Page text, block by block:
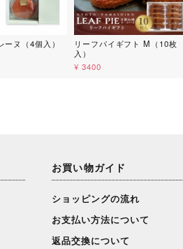
ーヌ（4個入）
リーフパイギフト M（10枚
入）
¥ 3400
お買い物ガイド
ショッピングの流れ
お支払い方法について
返品交換について